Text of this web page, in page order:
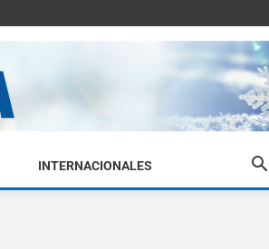
INTERNACIONALES